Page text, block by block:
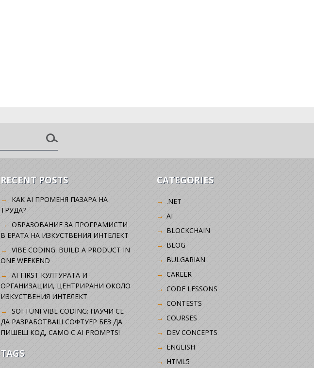
RECENT POSTS
КАК AI ПРОМЕНЯ ПАЗАРА НА
ТРУДА?
ОБРАЗОВАНИЕ ЗА ПРОГРАМИСТИ
В ЕРАТА НА ИЗКУСТВЕНИЯ ИНТЕЛЕКТ
VIBE CODING: BUILD A PRODUCT IN
ONE WEEKEND
AI-FIRST КУЛТУРАТА И
ОРГАНИЗАЦИИ, ЦЕНТРИРАНИ ОКОЛО
ИЗКУСТВЕНИЯ ИНТЕЛЕКТ
SOFTUNI VIBE CODING: НАУЧИ СЕ
ДА РАЗРАБОТВАШ СОФТУЕР БЕЗ ДА
ПИШЕШ КОД, САМО С AI PROMPTS!
TAGS
CATEGORIES
.NET
AI
BLOCKCHAIN
BLOG
BULGARIAN
CAREER
CODE LESSONS
CONTESTS
COURSES
DEV CONCEPTS
ENGLISH
HTML5